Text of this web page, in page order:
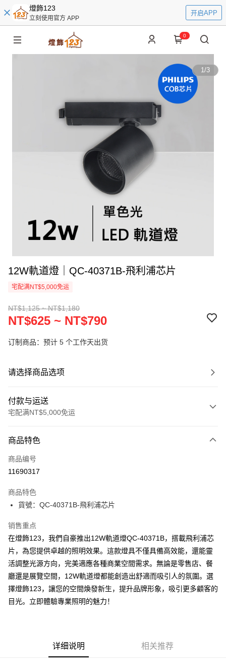
燈飾123
立刻使用官方 APP
开启APP
0
1/3
12W軌道燈｜QC-40371B-飛利浦芯片
宅配满NT$5,000免运
NT$1,125 ~ NT$1,180
NT$625 ~ NT$790
订制商品：预计 5 个工作天出货
请选择商品选项
付款与运送
宅配满NT$5,000免运
信用卡一次付款
LINE Pay
街口支付
悠遊付
Google Pay
Plus PAY
AFTEE先享后付
相关说明
一、關於 AFTEE先享後付
4. 下訂完成後，您的手機會收到一封繳費通知簡訊，APP會員則會收到
AFTEE APP推播通知。
商品特色
商品编号
11690317
商品特色
貨號：QC-40371B-飛利浦芯片
销售重点
在燈飾123，我們自豪推出12W軌道燈QC-40371B，搭載飛利浦芯
片，為您提供卓越的照明效果。這款燈具不僅具備高效能，還能靈
活調整光源方向，完美適應各種商業空間需求。無論是零售店、餐
廳還是展覽空間，12W軌道燈都能創造出舒適而吸引人的氛圍。選
擇燈飾123，讓您的空間煥發新生，提升品牌形象，吸引更多顧客的
目光。立即體驗專業照明的魅力！
详细说明 相关推荐